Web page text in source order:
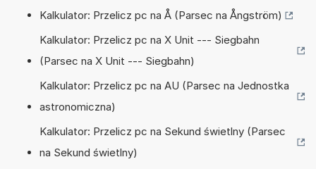
Kalkulator: Przelicz pc na Å (Parsec na Ångström)
Kalkulator: Przelicz pc na X Unit --- Siegbahn
(Parsec na X Unit --- Siegbahn)
Kalkulator: Przelicz pc na AU (Parsec na Jednostka
astronomiczna)
Kalkulator: Przelicz pc na Sekund świetlny (Parsec
na Sekund świetlny)